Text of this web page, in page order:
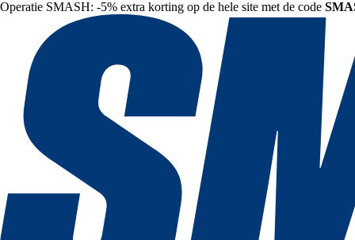
Operatie SMASH: -5% extra korting op de hele site met de code